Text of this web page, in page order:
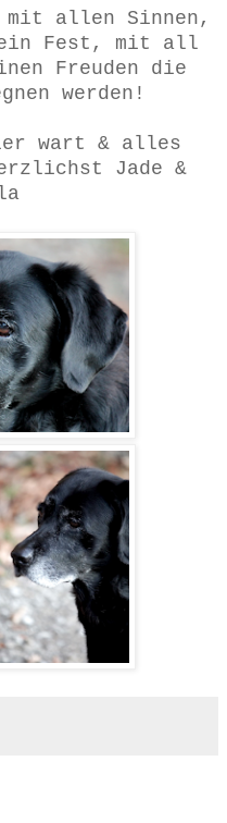
mit allen Sinnen,
Fest, mit all
Freuden die
werden!
wart & alles
Jade &